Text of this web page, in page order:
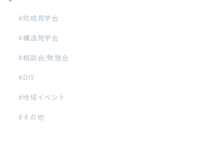
完成見学会
構造見学会
相談会/勉強会
DIY
地域イベント
その他